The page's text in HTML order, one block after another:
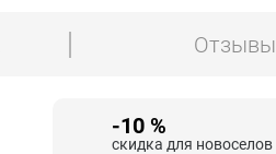
Отзывы
-10 %
скидка для новоселов